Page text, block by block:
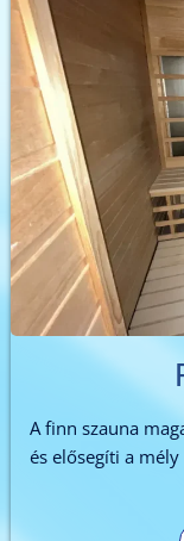
A finn szauna
és elősegíti a